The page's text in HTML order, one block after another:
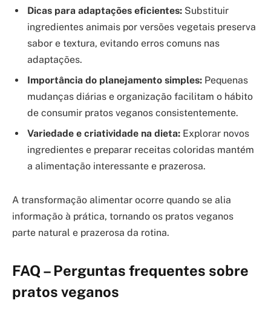
Dicas para adaptações eficientes: Substituir
ingredientes animais por versões vegetais preserva
sabor e textura, evitando erros comuns nas
adaptações.
Importância do planejamento simples: Pequenas
mudanças diárias e organização facilitam o hábito
de consumir pratos veganos consistentemente.
Variedade e criatividade na dieta: Explorar novos
ingredientes e preparar receitas coloridas mantém
a alimentação interessante e prazerosa.
A transformação alimentar ocorre quando se alia
informação à prática, tornando os pratos veganos
parte natural e prazerosa da rotina.
FAQ – Perguntas frequentes sobre
pratos veganos